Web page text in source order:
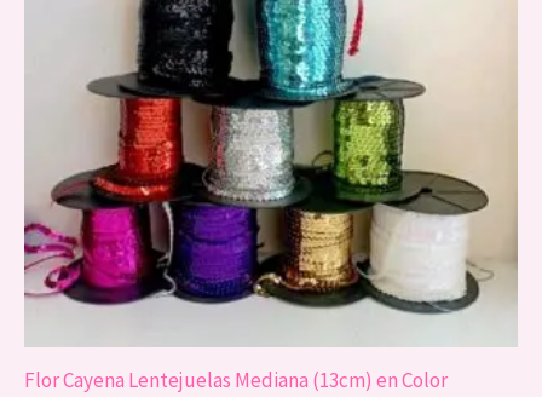
Flor Cayena Lentejuelas Mediana (13cm) en Color